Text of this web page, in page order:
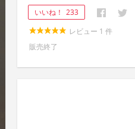
いいね！ 233
レビュー 1 件
販売終了